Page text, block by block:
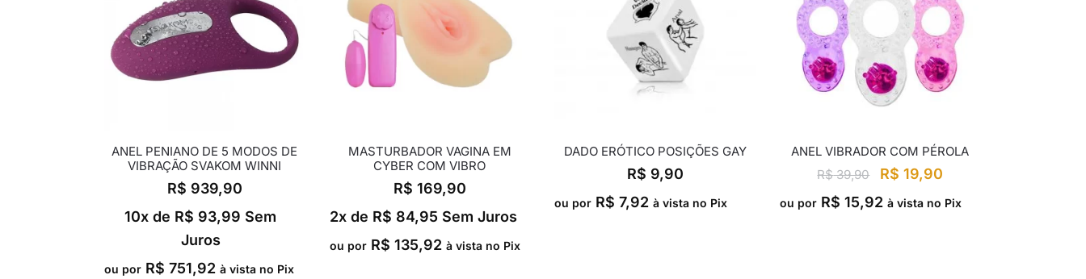
ANEL PENIANO DE 5 MODOS DE
VIBRAÇÃO SVAKOM WINNI
R$ 939,90
10x de R$ 93,99 Sem
Juros
ou por R$ 751,92 à vista no Pix
MASTURBADOR VAGINA EM
CYBER COM VIBRO
R$ 169,90
2x de R$ 84,95 Sem Juros
ou por R$ 135,92 à vista no Pix
DADO ERÓTICO POSIÇÕES GAY
R$ 9,90
ou por R$ 7,92 à vista no Pix
ANEL VIBRADOR COM PÉROLA
R$39,90 R$ 19,90
ou por R$ 15,92 à vista no Pix